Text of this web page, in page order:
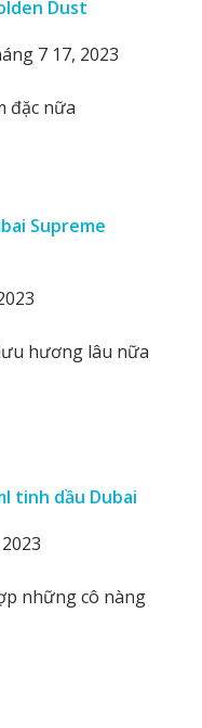
by
Dust
7 17, 2023
đặc nữa
Supreme
hương lâu nữa
tinh dầu Dubai
những cô nàng